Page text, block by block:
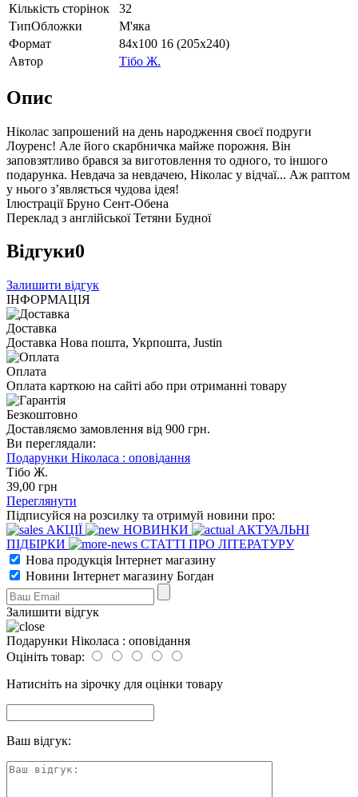
Кількість сторінок
32
ТипОбложки
М'яка
Формат
84х100 16 (205х240)
Автор
Тібо Ж.
Опис
Ніколас запрошений на день народження своєї подруги
Лоуренс! Але його скарбничка майже порожня. Він
заповзятливо брався за виготовлення то одного, то іншого
подарунка. Невдача за невдачею, Ніколас у відчаї... Аж раптом
у нього з’являється чудова ідея!
Ілюстрації Бруно Сент-Обена
Переклад з англійської Тетяни Будної
Відгуки0
Залишити відгук
ІНФОРМАЦІЯ
Доставка
Доставка Нова пошта, Укрпошта, Justin
Оплата
Оплата карткою на сайті або при отриманні товару
Безкоштовно
Доставляємо замовлення від 900 грн.
Ви переглядали:
Подарунки Ніколаса : оповідання
Тібо Ж.
39,00 грн
Переглянути
Підписуйся на розсилку та отримуй новини про:
АКЦІЇ
НОВИНКИ
АКТУАЛЬНІ
ПІДБІРКИ
СТАТТІ ПРО ЛІТЕРАТУРУ
Нова продукція Інтернет магазину
Новини Інтернет магазину Богдан
Залишити відгук
Подарунки Ніколаса : оповідання
Оцініть товар:
Натисніть на зірочку для оцінки товару
Ваш відгук: